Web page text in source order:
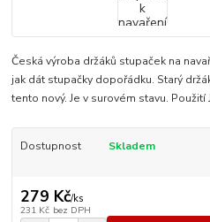
Česká výroba držáků stupaček na
jak dát stupačky dopořádku. Starý
tento nový. Je v surovém stavu. Použití
Dostupnost Skladem
279 Kč/ks
231 Kč bez DPH